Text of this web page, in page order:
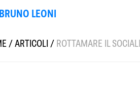
LEONI
/ARTICOLI/ROTTAMARE IL